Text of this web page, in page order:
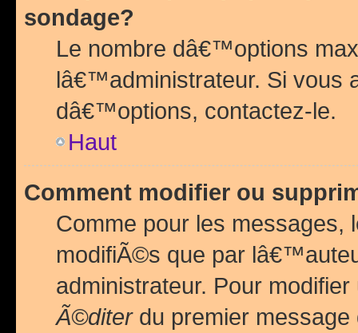
sondage?
Le nombre dâ€™options
lâ€™administrateur. Si vous
dâ€™options, contactez-le.
Haut
Comment modifier ou
Comme pour les messages,
modifiÃ©s que par
administrateur. Pour
Ã©diterdu premier